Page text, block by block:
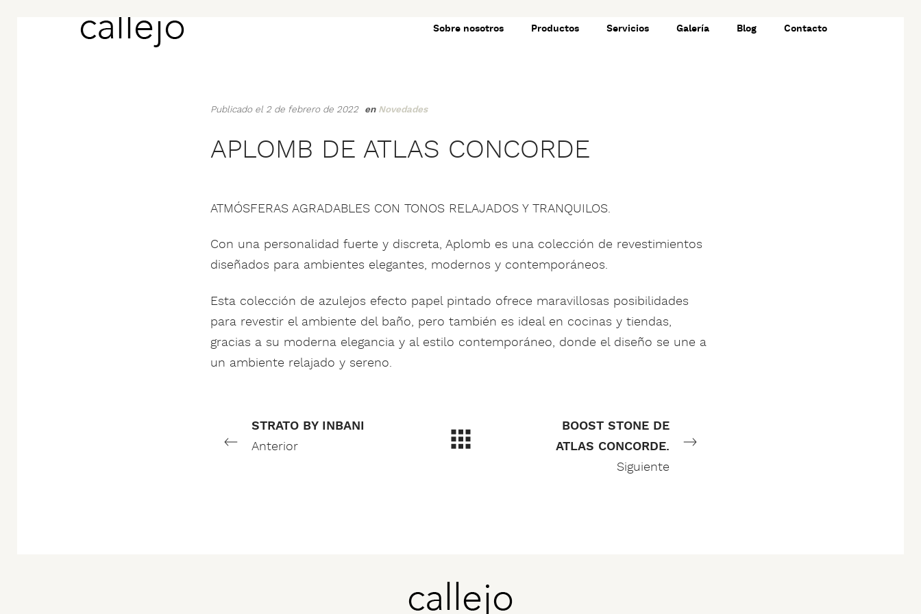
Sobre nosotros Productos Servicios Galería Blog Contacto
Publicado el 2 de febrero de 2022 en Novedades
APLOMB DE ATLAS CONCORDE
ATMÓSFERAS AGRADABLES CON TONOS RELAJADOS Y TRANQUILOS.
Con una personalidad fuerte y discreta, Aplomb es una colección de revestimientos
diseñados para ambientes elegantes, modernos y contemporáneos.
Esta colección de azulejos efecto papel pintado ofrece maravillosas posibilidades
para revestir el ambiente del baño, pero también es ideal en cocinas y tiendas,
gracias a su moderna elegancia y al estilo contemporáneo, donde el diseño se une a
un ambiente relajado y sereno.
STRATO BY INBANI
Anterior
BOOST STONE DE
ATLAS CONCORDE.
Siguiente